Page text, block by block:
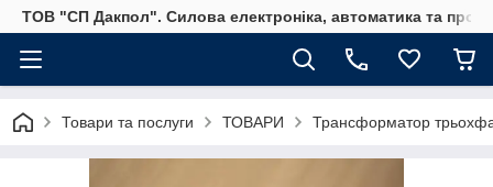
ТОВ "СП Дакпол". Силова електроніка, автоматика та
Товари та послуги ТОВАРИ Трансформатор